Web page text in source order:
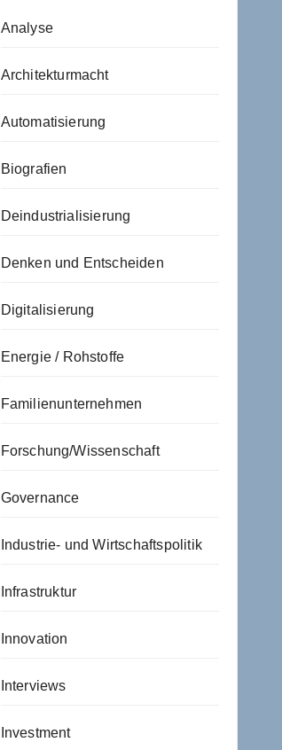
Analyse
Architekturmacht
Automatisierung
Biografien
Deindustrialisierung
Denken und Entscheiden
Digitalisierung
Energie / Rohstoffe
Familienunternehmen
Forschung/Wissenschaft
Governance
Industrie- und Wirtschaftspolitik
Infrastruktur
Innovation
Interviews
Investment